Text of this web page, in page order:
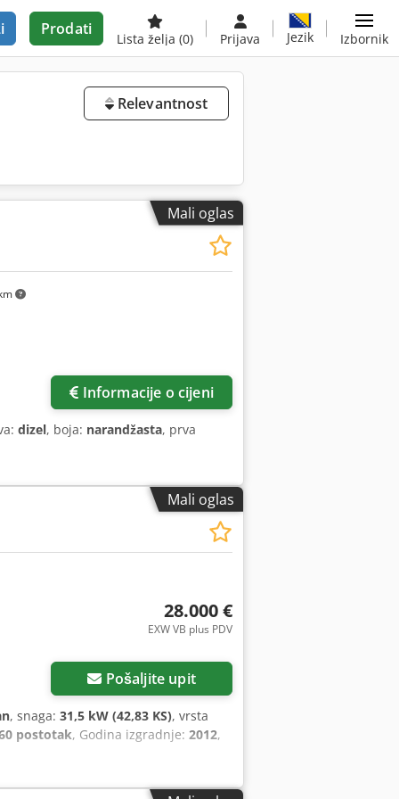
Prodati
Lista želja (0) Prijava Jezik Izbornik
Relevantnost
Mali oglas
Informacije o cijeni
dizel, boja: narandžasta, prva
Mali oglas
28.000 €
EXW VB plus PDV
Pošaljite upit
, snaga: 31,5 kW (42,83 KS), vrsta
postotak, Godina izgradnje: 2012,